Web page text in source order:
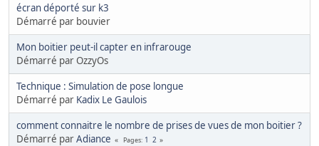
écran déporté sur k3
Démarré par bouvier
Mon boitier peut-il capter en infrarouge
Démarré par OzzyOs
Technique : Simulation de pose longue
Démarré par Kadix Le Gaulois
comment connaitre le nombre de prises de vues de mon boitier ?
Démarré parAdiance Pages 1 2